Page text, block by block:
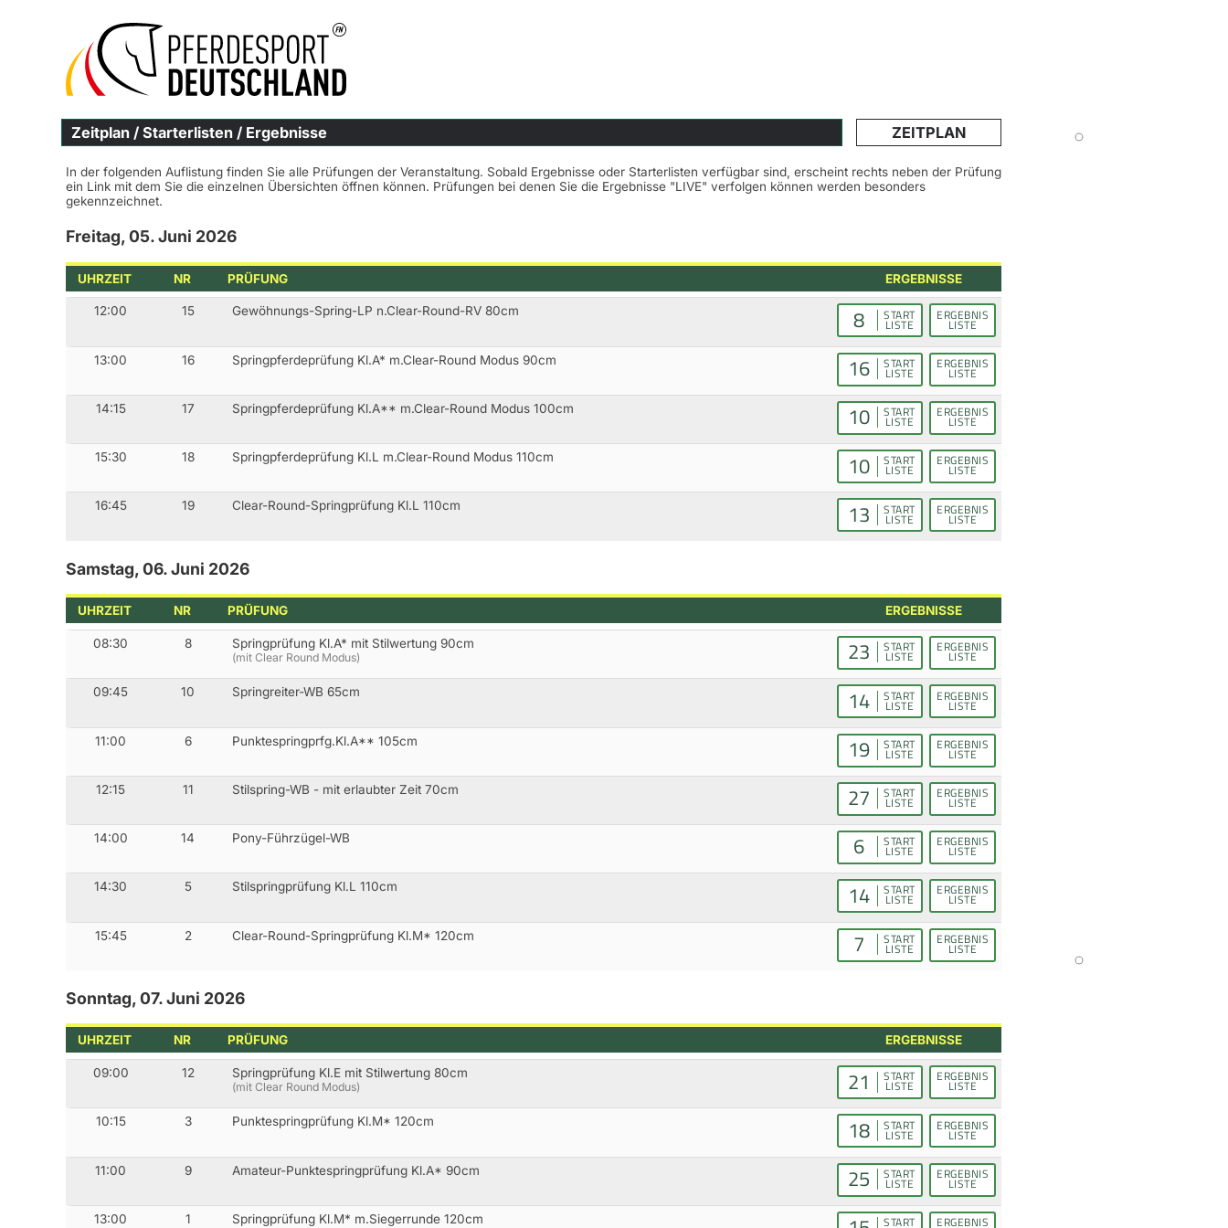
Zeitplan / Starterlisten / Ergebnisse ZEITPLAN
In der folgenden Auflistung finden Sie alle Prüfungen der Veranstaltung. Sobald Ergebnisse oder Starterlisten verfügbar sind, erscheint rechts neben der Prüfung
ein Link mit dem Sie die einzelnen Übersichten öffnen können. Prüfungen bei denen Sie die Ergebnisse "LIVE" verfolgen können werden besonders
gekennzeichnet.
Freitag, 05. Juni 2026
UHRZEIT NR PRÜFUNG ERGEBNISSE
12:00 15 Gewöhnungs-Spring-LP n.Clear-Round-RV 80cm 8 START
LISTE
ERGEBNIS
LISTE
13:00 16 Springpferdeprüfung Kl.A* m.Clear-Round Modus 90cm 16 START
LISTE
ERGEBNIS
LISTE
14:15 17 Springpferdeprüfung Kl.A** m.Clear-Round Modus 100cm 10 START
LISTE
ERGEBNIS
LISTE
15:30 18 Springpferdeprüfung Kl.L m.Clear-Round Modus 110cm 10 START
LISTE
ERGEBNIS
LISTE
16:45 19 Clear-Round-Springprüfung Kl.L 110cm 13 START
LISTE
ERGEBNIS
LISTE
Samstag, 06. Juni 2026
UHRZEIT NR PRÜFUNG ERGEBNISSE
08:30 8 Springprüfung Kl.A* mit Stilwertung 90cm
(mit Clear Round Modus) 23 START
LISTE
ERGEBNIS
LISTE
09:45 10 Springreiter-WB 65cm 14 START
LISTE
ERGEBNIS
LISTE
11:00 6 Punktespringprfg.Kl.A** 105cm 19 START
LISTE
ERGEBNIS
LISTE
12:15 11 Stilspring-WB - mit erlaubter Zeit 70cm 27 START
LISTE
ERGEBNIS
LISTE
14:00 14 Pony-Führzügel-WB 6 START
LISTE
ERGEBNIS
LISTE
14:30 5 Stilspringprüfung Kl.L 110cm 14 START
LISTE
ERGEBNIS
LISTE
15:45 2 Clear-Round-Springprüfung Kl.M* 120cm 7 START
LISTE
ERGEBNIS
LISTE
Sonntag, 07. Juni 2026
UHRZEIT NR PRÜFUNG ERGEBNISSE
09:00 12 Springprüfung Kl.E mit Stilwertung 80cm
(mit Clear Round Modus) 21 START
LISTE
ERGEBNIS
LISTE
10:15 3 Punktespringprüfung Kl.M* 120cm 18 START
LISTE
ERGEBNIS
LISTE
11:00 9 Amateur-Punktespringprüfung Kl.A* 90cm 25 START
LISTE
ERGEBNIS
LISTE
13:00 1 Springprüfung Kl.M* m.Siegerrunde 120cm START ERGEBNIS